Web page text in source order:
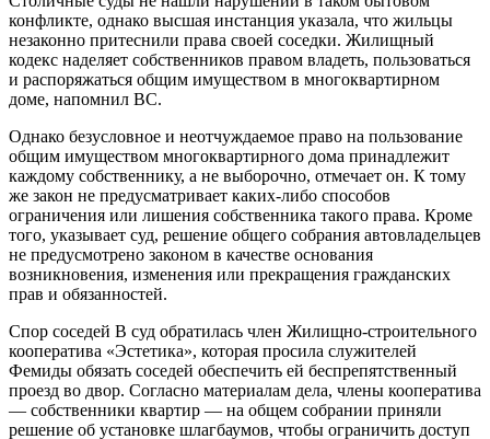
конфликте, однако высшая инстанция указала, что жильцы
незаконно притеснили права своей соседки. Жилищный
кодекс наделяет собственников правом владеть, пользоваться
и распоряжаться общим имуществом в многоквартирном
доме, напомнил ВС.
Однако безусловное и неотчуждаемое право на пользование
общим имуществом многоквартирного дома принадлежит
каждому собственнику, а не выборочно, отмечает он. К тому
же закон не предусматривает каких-либо способов
ограничения или лишения собственника такого права. Кроме
того, указывает суд, решение общего собрания автовладельцев
не предусмотрено законом в качестве основания
возникновения, изменения или прекращения гражданских
прав и обязанностей.
Спор соседей В суд обратилась член Жилищно-строительного
кооператива «Эстетика», которая просила служителей
Фемиды обязать соседей обеспечить ей беспрепятственный
проезд во двор. Согласно материалам дела, члены кооператива
— собственники квартир — на общем собрании приняли
решение об установке шлагбаумов, чтобы ограничить доступ